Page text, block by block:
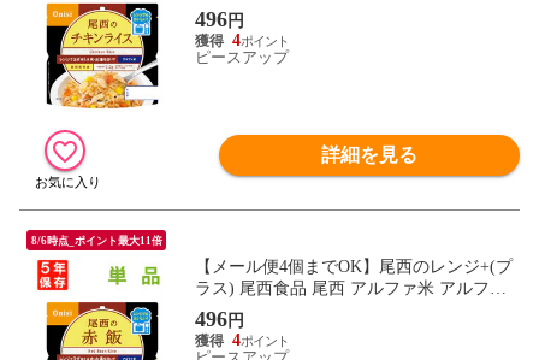
ー米 アルファ化米 電子レンジ 時短 非常食
非常食セット 保存食 防災食 保存食セット
おすすめ 登山 キャンプ
496円
4
ピースアップ
詳細を見る
8/6時点_ポイント最大11倍
【メール便4個までOK】尾西のレンジ+(プ
ラス) 尾西食品 尾西 アルファ米 アルファ
ー米 アルファ化米 電子レンジ 時短 非常食
非常食セット 保存食 防災食 保存食セット
おすすめ 登山 キャンプ
496円
4